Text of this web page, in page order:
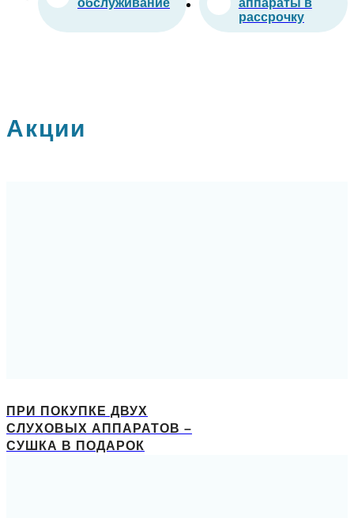
рассрочку
Акции
ПРИ ПОКУПКЕ ДВУХ
СЛУХОВЫХ АППАРАТОВ –
СУШКА В ПОДАРОК